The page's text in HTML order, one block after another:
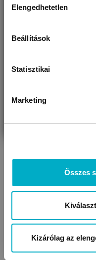
kiválasztása
Elengedhetetlen
Beállítások
Statisztikai
Marketing
Összes
Kizárólag az
BRENDON
12 349 Ft
Úgy látjuk,
VÁRANDÓS